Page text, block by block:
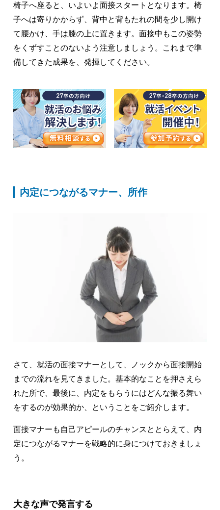
椅子へ座ると、いよいよ面接スタートとなります。椅
子へは寄りかからず、背中と背もたれの間を少し開け
て腰かけ、手は膝の上に置きます。面接中もこの姿勢
をくずすことのないよう注意しましょう。これまで準
備してきた成果を、発揮してください。
内定につながるマナー、所作
さて、就活の面接マナーとして、ノックから面接開始
までの流れを見てきました。基本的なことを押さえら
れた所で、最後に、内定をもらうにはどんな振る舞い
をするのが効果的か、ということをご紹介します。
面接マナーも自己アピールのチャンスととらえて、内
定につながるマナーを戦略的に身につけておきましょ
う。
大きな声で発言する